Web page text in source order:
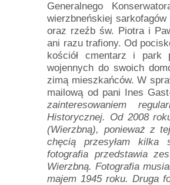
Generalnego
wierzbneńskiej
oraz rzeźb św. Piotra i
ani razu trafiony. Od
kościół cmentarz i park
wojennych do swoich
zimą mieszkańców. W
mailową od pani Ines
zainteresowaniem
Historycznej. Od 2008
(Wierzbną), ponieważ z
chęcią przesyłam kilka
fotografia przedstawia
Wierzbną. Fotografia
majem 1945 roku. Druga